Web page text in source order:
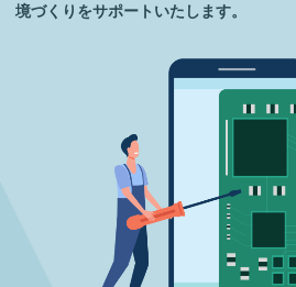
境づくりをサポートいたします。